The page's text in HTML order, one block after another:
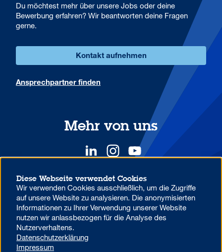
Du möchtest mehr über unsere Jobs oder deine
Bewerbung erfahren? Wir beantworten deine Fragen
gerne.
Kontakt aufnehmen
Ansprechpartner finden
Mehr von uns
YOUR COMPETITIVE ADVANTAGE.
Datenschutzhinweise zur Verwendung von MS Teams in der
Aareal Bank
Beschwerdemanagement
Diese Webseite verwendet Cookies
Wir verwenden Cookies ausschließlich, um die Zugriffe
auf unsere Website zu analysieren. Die anonymisierten
Informationen zu Ihrer Verwendung unserer Website
nutzen wir anlassbezogen für die Analyse des
Nutzerverhaltens.
Datenschutzerklärung
Impressum